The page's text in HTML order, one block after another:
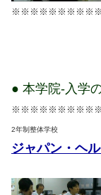
● 本学院-入学
2年制整体学校
ジャパン・ヘ